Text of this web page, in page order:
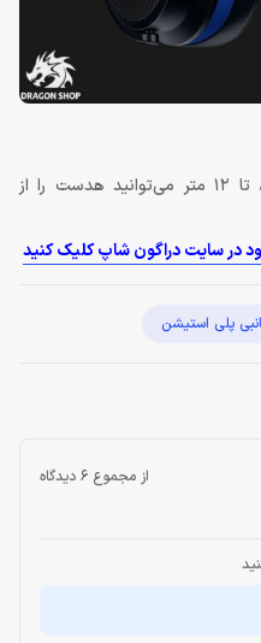
با استفاده از اتصال 2.4 گیگاهرتزی، تا 12 متر می‌توانید هدست را از
سایت دراگون شاپ کلیک کنید
پلی استیشن
از مجموع 6 دیدگاه